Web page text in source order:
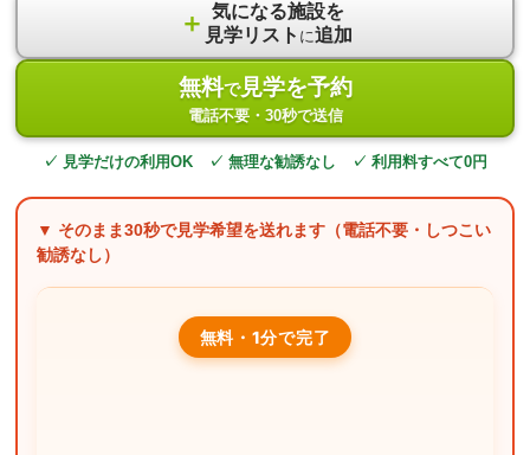
＋ 気になる施設を
見学リスト に追加
無料で見学を予約
電話不要・30秒で送信
✓ 見学だけの利用OK ✓ 無理な勧誘なし ✓ 利用料すべて0円
▼ そのまま30秒で見学希望を送れます（電話不要・しつこい
勧誘なし）
無料・1分で完了